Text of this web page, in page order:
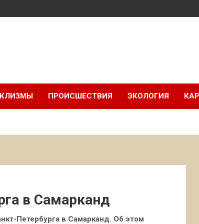
ПРОИСШЕСТВИЯ ЭКОЛОГИЯ
в Самарканд
Петербурга в Самарканд. Об этом